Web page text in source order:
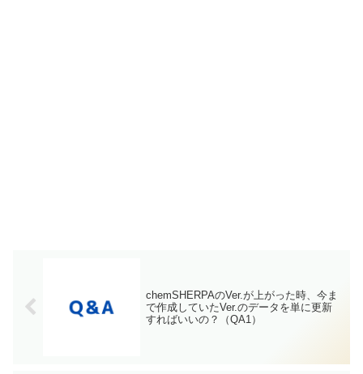
chemSHERPAのVer.が上がった時、今ま
で作成していたVer.のデータを単に更新
すればいいの？（QA1）